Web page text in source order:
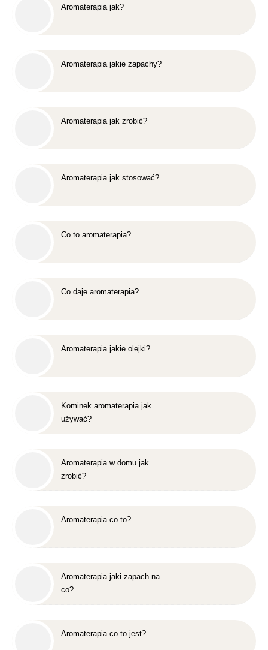
Aromaterapia jak?
Aromaterapia jakie zapachy?
Aromaterapia jak zrobić?
Aromaterapia jak stosować?
Co to aromaterapia?
Co daje aromaterapia?
Aromaterapia jakie olejki?
Kominek aromaterapia jak
używać?
Aromaterapia w domu jak
zrobić?
Aromaterapia co to?
Aromaterapia jaki zapach na
co?
Aromaterapia co to jest?